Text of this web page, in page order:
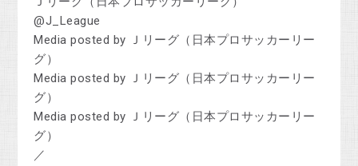
@J_League
Media posted by Ｊリーグ（日本プロサッカーリー
グ）
Media posted by Ｊリーグ（日本プロサッカーリー
グ）
Media posted by Ｊリーグ（日本プロサッカーリー
グ）
／